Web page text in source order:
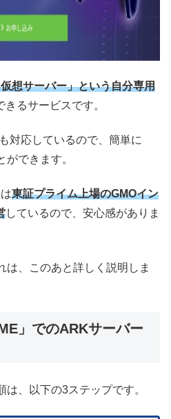
想サーバー」という自分専用
きるサービスです。
対応しているので、簡単に
できます。
東証プライム上場のGMOイン
しているので、安心感がありま
は、このあと詳しく説明しま
」でのARKサーバー
、以下の3ステップです。